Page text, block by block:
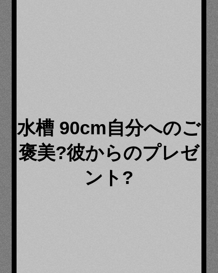
水槽 90cm自分へのご
褒美?彼からのプレゼ
ント?